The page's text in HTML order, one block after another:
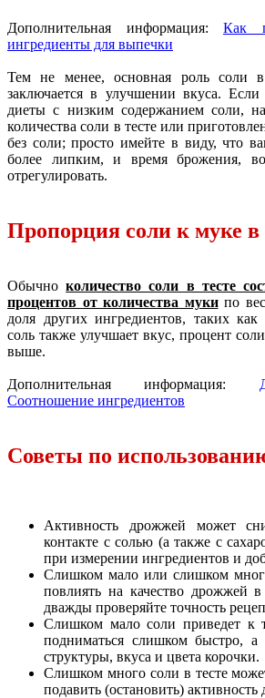
Дополнительная информация: Как
ингредиенты для выпечки
Тем не менее, основная роль соли
заключается в улучшении вкуса.
диеты с низким содержанием соли,
количества соли в тесте или
без соли; просто имейте в виду, что
более липким, и время брожения,
отрегулировать.
Пропорция соли к муке в
Обычноколичество соли в тесте
процентов от количества мукипо
доля других ингредиентов, таких
соль также улучшает вкус, процент
выше.
Дополнительная информация:
Соотношение ингредиентов
Советы по
Активность дрожжей может
контакте с солью (а также с
при измерении ингредиентов и
Слишком мало или слишком
повлиять на качество дрожжей
дважды проверяйте точность
Слишком мало соли приведет к
подниматься слишком быстро, а
структуры, вкуса и цвета корочки.
Слишком много соли в тесте
подавить (остановить)